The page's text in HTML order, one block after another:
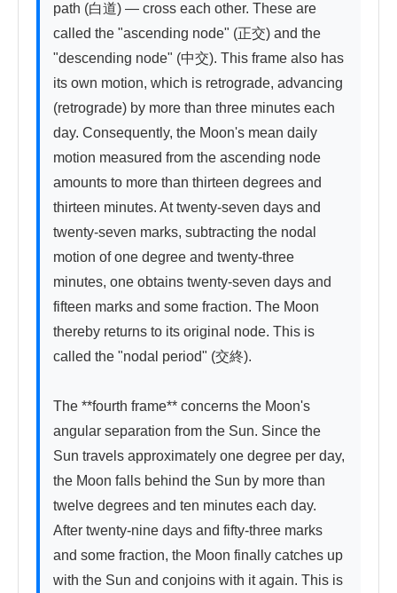
path (白道) — cross each other. These are
called the "ascending node" (正交) and the
"descending node" (中交). This frame also has
its own motion, which is retrograde, advancing
(retrograde) by more than three minutes each
day. Consequently, the Moon's mean daily
motion measured from the ascending node
amounts to more than thirteen degrees and
thirteen minutes. At twenty-seven days and
twenty-seven marks, subtracting the nodal
motion of one degree and twenty-three
minutes, one obtains twenty-seven days and
fifteen marks and some fraction. The Moon
thereby returns to its original node. This is
called the "nodal period" (交終).
The **fourth frame** concerns the Moon's
angular separation from the Sun. Since the
Sun travels approximately one degree per day,
the Moon falls behind the Sun by more than
twelve degrees and ten minutes each day.
After twenty-nine days and fifty-three marks
and some fraction, the Moon finally catches up
with the Sun and conjoins with it again. This is